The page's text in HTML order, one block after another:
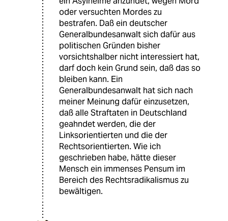
oder versuchten Mordes zu
bestrafen. Daß ein deutscher
Generalbundesanwalt sich dafür aus
politischen Gründen bisher
vorsichtshalber nicht interessiert hat,
darf doch kein Grund sein, daß das so
bleiben kann. Ein
Generalbundesanwalt hat sich nach
meiner Meinung dafür einzusetzen,
daß alle Straftaten in Deutschland
geahndet werden, die der
Linksorientierten und die der
Rechtsorientierten. Wie ich
geschrieben habe, hätte dieser
Mensch ein immenses Pensum im
Bereich des Rechtsradikalismus zu
bewältigen.